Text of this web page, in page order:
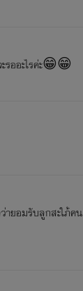
รออะไรค่ะ😁😁
ยอมรับลูกสะใภ้คน